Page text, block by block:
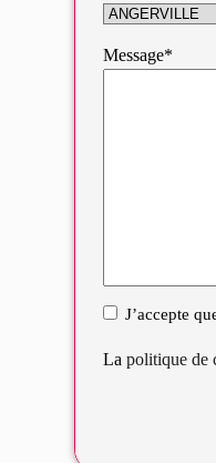
Message*
RGPDJ’accepte
Lapolitique de